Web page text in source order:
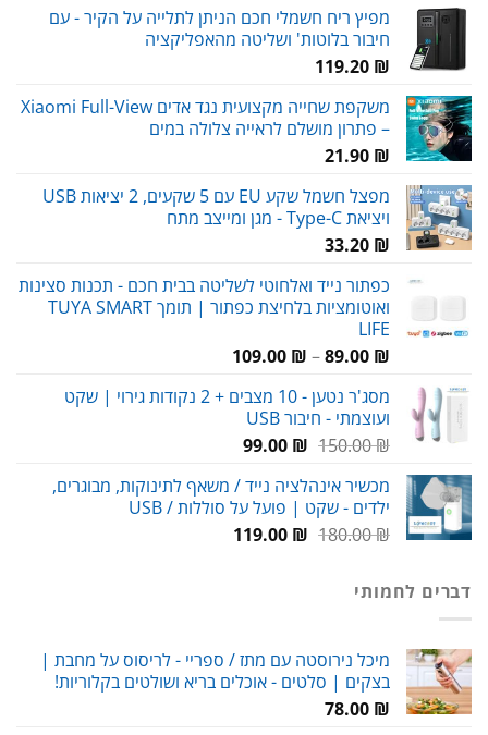
מפיץ ריח חשמלי חכם הניתן לתלייה על הקיר - עם
חיבור בלוטות' ושליטה מהאפליקציה
119.20 ₪
משקפת שחייה מקצועית נגד אדים Xiaomi Full-View
– פתרון מושלם לראייה צלולה במים
21.90 ₪
מפצל חשמל שקע EU עם 5 שקעים, 2 יציאות USB
ויציאת Type-C - מגן ומייצב מתח
33.20 ₪
כפתור נייד ואלחוטי לשליטה בבית חכם - תכנות סצינות
ואוטומציות בלחיצת כפתור | תומך TUYA SMART
LIFE
89.00 ₪
–
109.00 ₪
מסג'ר נטען - 10 מצבים + 2 נקודות גירוי | שקט
ועוצמתי - חיבור USB
150.00₪
המחיר
היה:
150.00 ₪.
99.00 ₪
המחיר
הוא:
99.00 ₪.
מכשיר אינהלציה נייד / משאף לתינוקות, מבוגרים,
ילדים - שקט | פועל על סוללות / USB
180.00₪
המחיר119.00 ₪
המחיר
דברים לחמותי
מיכל נירוסטה עם מתז / ספריי - לריסוס על מחבת |
בצקים | סלטים - אוכלים בריא ושולטים בקלוריות!
78.00 ₪